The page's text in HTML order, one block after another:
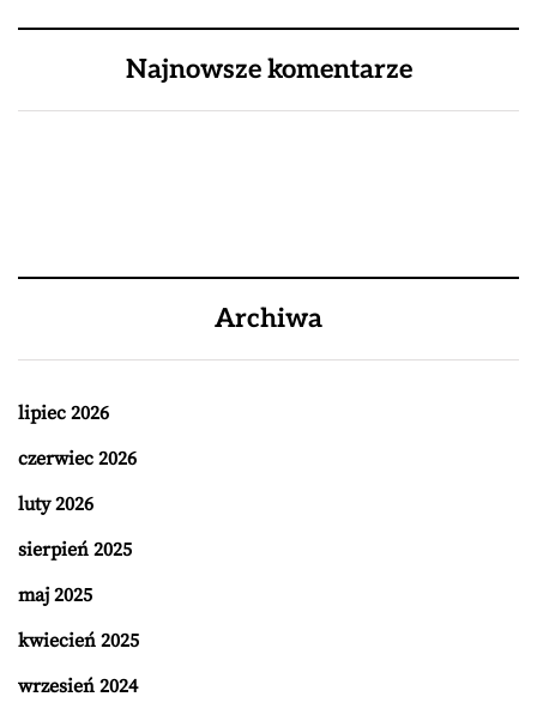
Najnowsze komentarze
Archiwa
lipiec 2026
czerwiec 2026
luty 2026
sierpień 2025
maj 2025
kwiecień 2025
wrzesień 2024